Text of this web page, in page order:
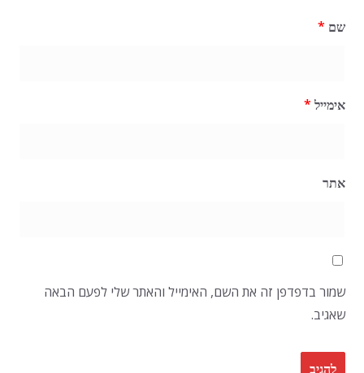
שם *
אימייל *
אתר
שמור בדפדפן זה את השם, האימייל והאתר שלי לפעם הבאה
שאגיב.